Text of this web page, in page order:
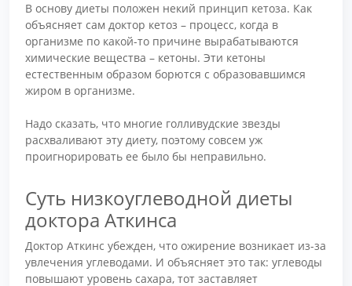
В основу диеты положен некий принцип кетоза. Как
объясняет сам доктор кетоз – процесс, когда в
организме по какой-то причине вырабатываются
химические вещества – кетоны. Эти кетоны
естественным образом борются с образовавшимся
жиром в организме.
Надо сказать, что многие голливудские звезды
расхваливают эту диету, поэтому совсем уж
проигнорировать ее было бы неправильно.
Суть низкоуглеводной диеты
доктора Аткинса
Доктор Аткинс убежден, что ожирение возникает из-за
увлечения углеводами. И объясняет это так: углеводы
повышают уровень сахара, тот заставляет